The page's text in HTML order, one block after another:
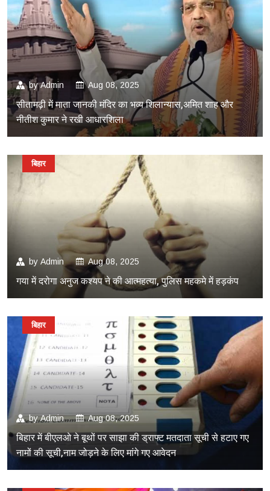
byAdmin Aug 08, 2025
सीतामढ़ी में माता जानकी मंदिर का भव्य शिलान्यास,अमित शाह और
नीतीश कुमार ने रखी आधारशिला
by Admin Aug 08, 2025
गया में दरोगा अनुज कश्यप ने की आत्महत्या, पुलिस महकमे में हड़कंप
बिहार
byAdmin Aug 08, 2025
बिहार में बीएलओ ने बूथों पर साझा की ड्राफ्ट मतदाता सूची से हटाए गए
नामों की सूची,नाम जोड़ने के लिए मांगे गए आवेदन
बिहार